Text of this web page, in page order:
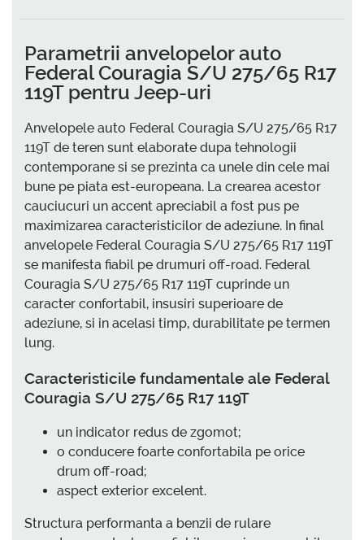
Parametrii anvelopelor auto
Federal Couragia S/U 275/65 R17
119T pentru Jeep-uri
Anvelopele auto Federal Couragia S/U 275/65 R17
119T de teren sunt elaborate dupa tehnologii
contemporane si se prezinta ca unele din cele mai
bune pe piata est-europeana. La crearea acestor
cauciucuri un accent apreciabil a fost pus pe
maximizarea caracteristicilor de adeziune. In final
anvelopele Federal Couragia S/U 275/65 R17 119T
se manifesta fiabil pe drumuri off-road. Federal
Couragia S/U 275/65 R17 119T cuprinde un
caracter confortabil, insusiri superioare de
adeziune, si in acelasi timp, durabilitate pe termen
lung.
Caracteristicile fundamentale ale Federal
Couragia S/U 275/65 R17 119T
un indicator redus de zgomot;
o conducere foarte confortabila pe orice
drum off-road;
aspect exterior excelent.
Structura performanta a benzii de rulare